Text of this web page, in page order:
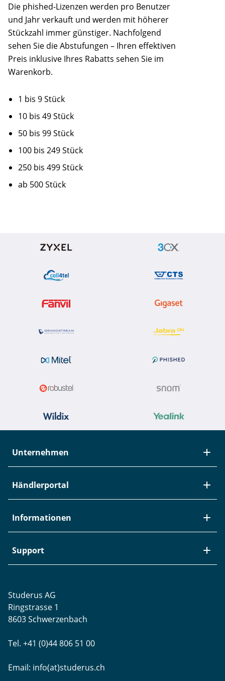
Die phished-Lizenzen werden pro Benutzer
und Jahr verkauft und werden mit höherer
Stückzahl immer günstiger. Nachfolgend
sehen Sie die Abstufungen – Ihren effektiven
Preis inklusive Ihres Rabatts sehen Sie im
Warenkorb.
1 bis 9 Stück
10 bis 49 Stück
50 bis 99 Stück
100 bis 249 Stück
250 bis 499 Stück
ab 500 Stück
Unternehmen
Über Studerus
Team
Kontakt
Studerus als Arbeitgeber
Aktuelle Jobs
Referenzen
Datenschutz
Händlerportal
Neuheiten / EOL
Datenanbindung
Swiss Service Pack
Zyxel-Partnerprogramm
Informationen
Bezugsquellen
Garantieinformationen
Brands
Blog
Support
Projektunterstützung
WLAN-Ausmessung
Remote Desktop
Studerus AG
Ringstrasse 1
8603 Schwerzenbach
Tel. +41 (0)44 806 51 00
Email: info(at)studerus.ch